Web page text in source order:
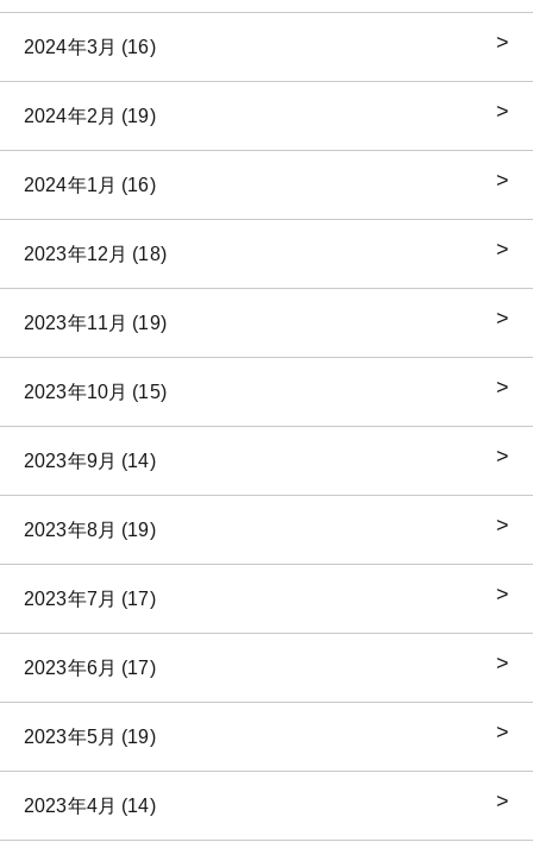
2024年3月 (16)
2024年2月 (19)
2024年1月 (16)
2023年12月 (18)
2023年11月 (19)
2023年10月 (15)
2023年9月 (14)
2023年8月 (19)
2023年7月 (17)
2023年6月 (17)
2023年5月 (19)
2023年4月 (14)